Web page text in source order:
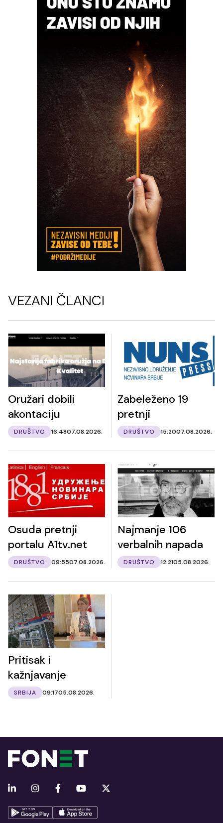
VEZANI ČLANCI
Oružari dobili
akontaciju
DRUŠTVO 16:4807.08.2026.
Zabeleženo 19
pretnji
DRUŠTVO 15:2007.08.2026.
Osuda pretnji
portalu A1tv.net
DRUŠTVO 09:5507.08.2026.
Najmanje 106
verbalnih napada
DRUŠTVO 12:2105.08.2026.
Pritisak i
kažnjavanje
SRBIJA 09:1705.08.2026.